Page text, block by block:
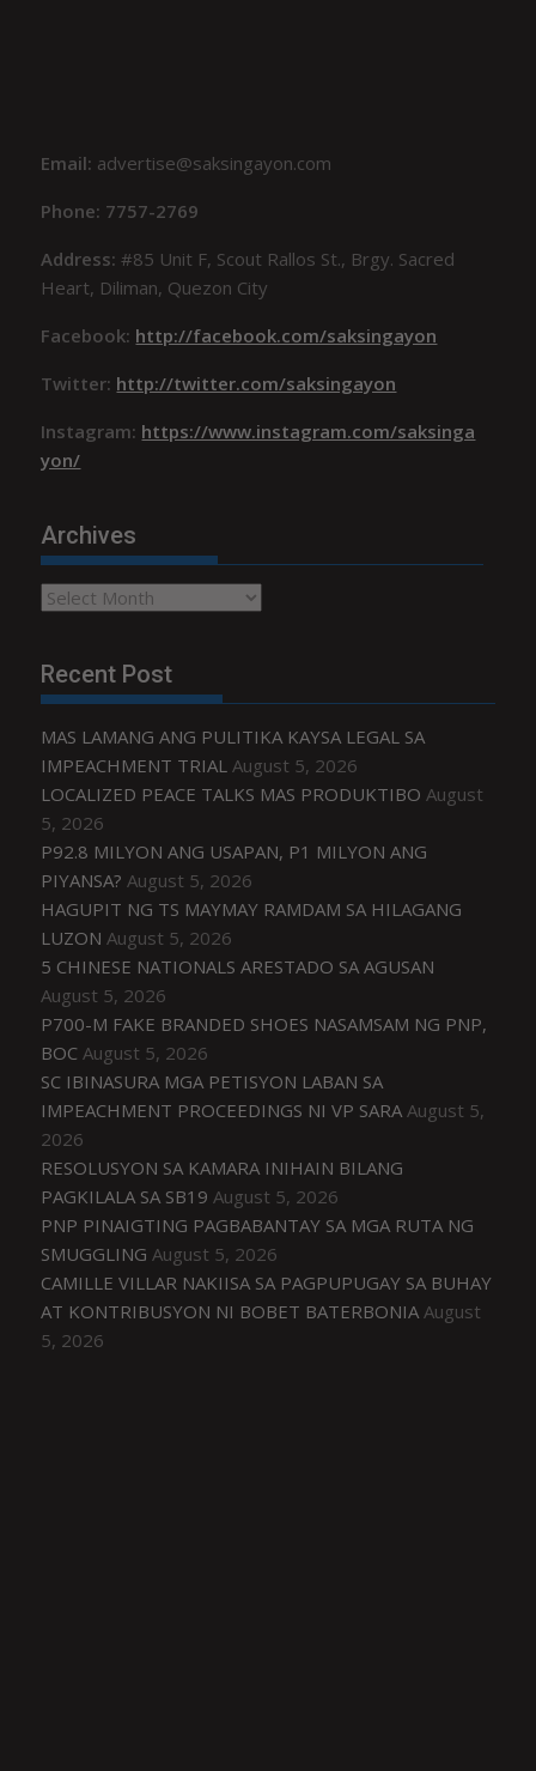
Email: advertise@saksingayon.com
Phone: 7757-2769
Address:#85 Unit F, Scout Rallos St., Brgy. Sacred
Heart, Diliman, Quezon City
Facebook: http://facebook.com/saksingayon
Twitter: http://twitter.com/saksingayon
Instagram: https://www.instagram.com/saksinga
yon/
Archives
Archives
Recent Post
MAS LAMANG ANG PULITIKA KAYSA LEGAL SA
IMPEACHMENT TRIAL August 5, 2026
LOCALIZED PEACE TALKS MAS PRODUKTIBO August
5, 2026
P92.8 MILYON ANG USAPAN, P1 MILYON ANG
PIYANSA? August 5, 2026
HAGUPIT NG TS MAYMAY RAMDAM SA HILAGANG
LUZON August 5, 2026
5 CHINESE NATIONALS ARESTADO SA AGUSAN
August 5, 2026
P700-M FAKE BRANDED SHOES NASAMSAM NG PNP,
BOC August 5, 2026
SC IBINASURA MGA PETISYON LABAN SA
IMPEACHMENT PROCEEDINGS NI VP SARA August 5,
2026
RESOLUSYON SA KAMARA INIHAIN BILANG
PAGKILALA SA SB19 August 5, 2026
PNP PINAIGTING PAGBABANTAY SA MGA RUTA NG
SMUGGLING August 5, 2026
CAMILLE VILLAR NAKIISA SA PAGPUPUGAY SA BUHAY
AT KONTRIBUSYON NI BOBET BATERBONIA August
5, 2026